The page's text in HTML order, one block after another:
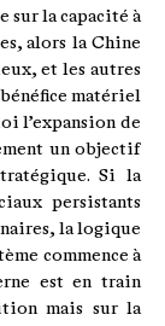
sur la capacité à
alors la Chine
et les autres
matériel
l’expansion de
un objectif
Si la
persistants
la logique
commence à
est en train
mais sur la